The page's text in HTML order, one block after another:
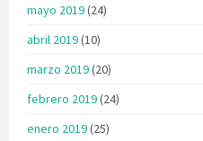
mayo 2019(24)
abril 2019(10)
marzo 2019(20)
febrero 2019(24)
enero 2019(25)